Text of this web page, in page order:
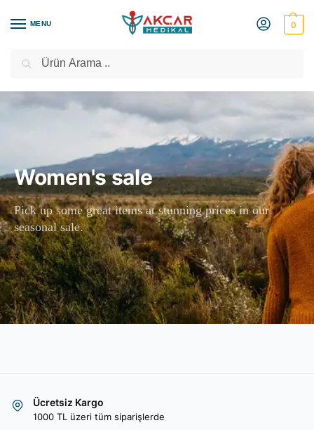
MENU 0
Medikal Market – Medikal Ürünler
Women's sale
Pick up some great items at stunning prices in our
seasonal sale.
Ücretsiz Kargo
1000 TL üzeri tüm siparişlerde